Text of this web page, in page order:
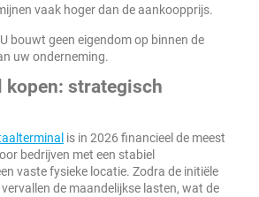
vaak hoger dan de aankoopprijs.
U bouwt geen eigendom op binnen de
uw onderneming.
kopen: strategisch
is in 2026 financieel de meest
bedrijven met een stabiel
vaste fysieke locatie. Zodra de initiële
de maandelijkse lasten, wat de